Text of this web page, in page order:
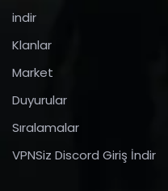
indir
Klanlar
Market
Duyurular
Sıralamalar
VPNSiz Discord Giriş İndir